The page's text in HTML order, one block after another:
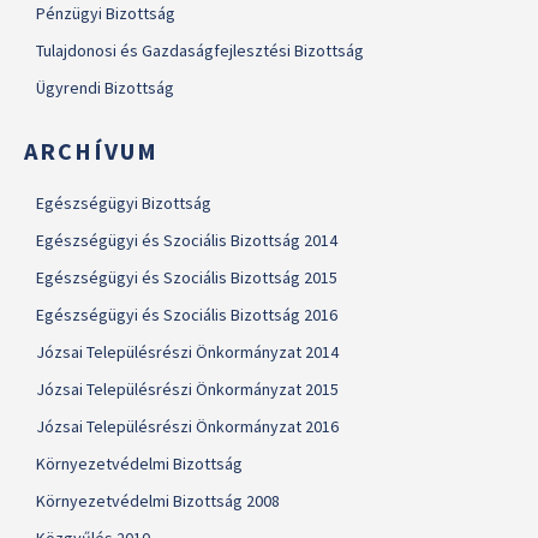
Pénzügyi Bizottság
Tulajdonosi és Gazdaságfejlesztési Bizottság
Ügyrendi Bizottság
ARCHÍVUM
Egészségügyi Bizottság
Egészségügyi és Szociális Bizottság 2014
Egészségügyi és Szociális Bizottság 2015
Egészségügyi és Szociális Bizottság 2016
Józsai Településrészi Önkormányzat 2014
Józsai Településrészi Önkormányzat 2015
Józsai Településrészi Önkormányzat 2016
Környezetvédelmi Bizottság
Környezetvédelmi Bizottság 2008